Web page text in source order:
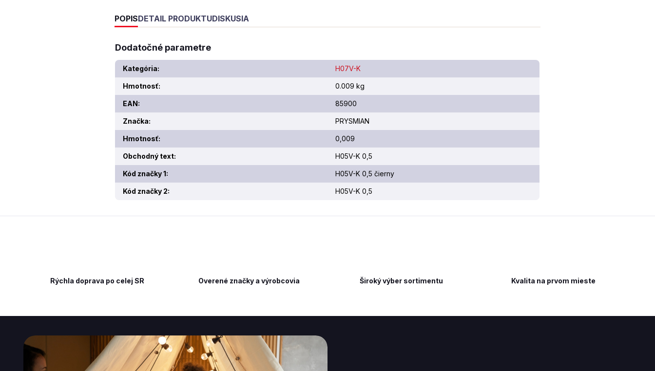
POPISDETAIL PRODUKTUDISKUSIA
Dodatočné parametre
Kategória: H07V-K
Hmotnosť: 0.009 kg
EAN: 85900
Značka: PRYSMIAN
Hmotnosť: 0,009
Obchodný text: H05V-K 0,5
Kód značky 1: H05V-K 0,5 čierny
Kód značky 2: H05V-K 0,5
Kvalita na prvom mieste
Overené značky a výrobcovia
Rýchla doprava po celej SR Široký výber sortimentu